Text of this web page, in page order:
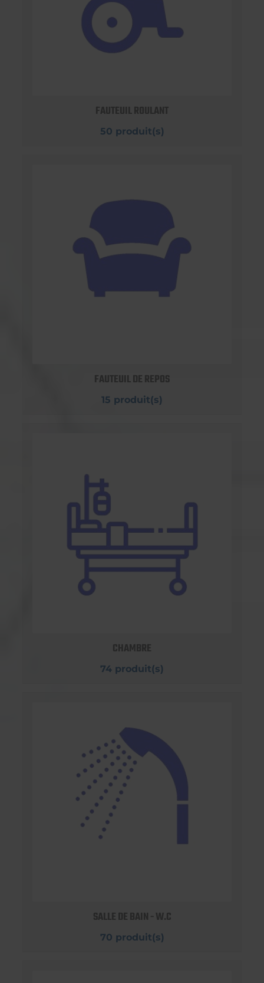
FAUTEUIL ROULANT
50 produit(s)
FAUTEUIL DE REPOS
15 produit(s)
CHAMBRE
74 produit(s)
SALLE DE BAIN - W.C
70 produit(s)